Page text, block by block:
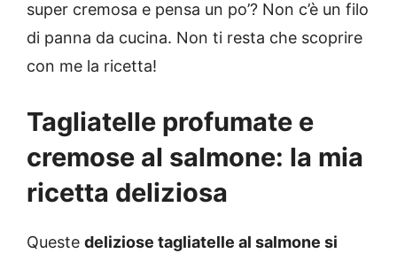
super cremosa e pensa un po’? Non c’è un filo
di panna da cucina. Non ti resta che scoprire
con me la ricetta!
Tagliatelle profumate e
cremose al salmone: la mia
ricetta deliziosa
Queste deliziose tagliatelle al salmone si